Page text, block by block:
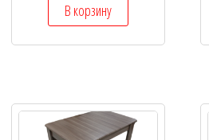
В корзину